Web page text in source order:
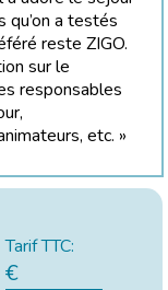
qu’on a testés
reste ZIGO.
sur le
responsables
etc. »
Tarif TTC:
€